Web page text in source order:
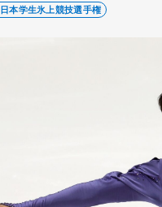
日本学生氷上競技選手権